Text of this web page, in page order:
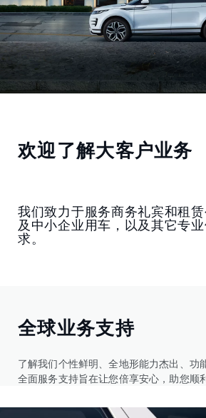
欢迎了解大客户业务
我们致力于服务商务礼宾和租
及中小企业用车，以及其它专
求。
全球业务支持
了解我们个性鲜明、全地形能力杰出、功
全面服务支持旨在让您倍享安心，助您顺